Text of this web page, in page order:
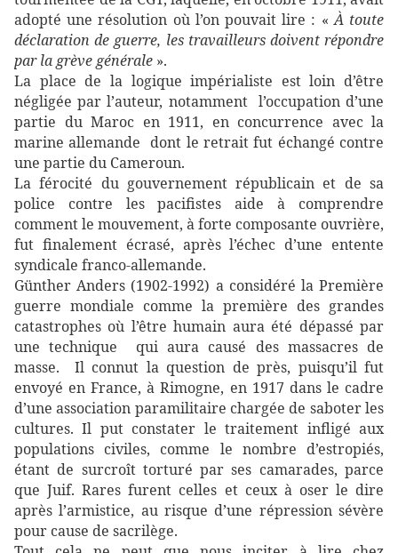
adopté une résolution où l’on pouvait lire : «À toute
déclaration de guerre, les travailleurs doivent répondre
par la grève générale ».
La place de la logique impérialiste est loin d’être
négligée par l’auteur, notamment l’occupation d’une
partie du Maroc en 1911, en concurrence avec la
marine allemande dont le retrait fut échangé contre
une partie du Cameroun.
La férocité du gouvernement républicain et de sa
police contre les pacifistes aide à comprendre
comment le mouvement, à forte composante ouvrière,
fut finalement écrasé, après l’échec d’une entente
syndicale franco-allemande.
Günther Anders (1902-1992) a considéré la Première
guerre mondiale comme la première des grandes
catastrophes où l’être humain aura été dépassé par
une technique qui aura causé des massacres de
masse. Il connut la question de près, puisqu’il fut
envoyé en France, à Rimogne, en 1917 dans le cadre
d’une association paramilitaire chargée de saboter les
cultures. Il put constater le traitement infligé aux
populations civiles, comme le nombre d’estropiés,
étant de surcroît torturé par ses camarades, parce
que Juif. Rares furent celles et ceux à oser le dire
après l’armistice, au risque d’une répression sévère
pour cause de sacrilège.